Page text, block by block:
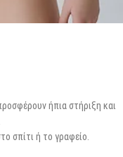
ήπια στήριξη και
σπίτι ή το γραφείο.